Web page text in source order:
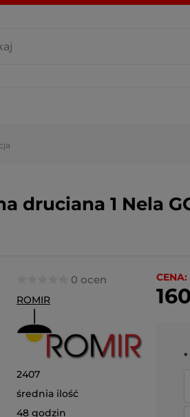
druciana 1 Nela
0 ocen
ROMIR
2407
średnia ilość
48 godzin
CENA:
*